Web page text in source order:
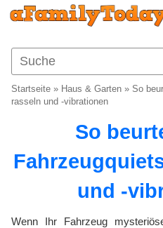
Startseite » Haus & Garten » So
rasseln und -vibrationen
So
und -
Wenn Ihr Fahrzeug